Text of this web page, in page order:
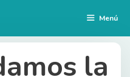
Menú
la